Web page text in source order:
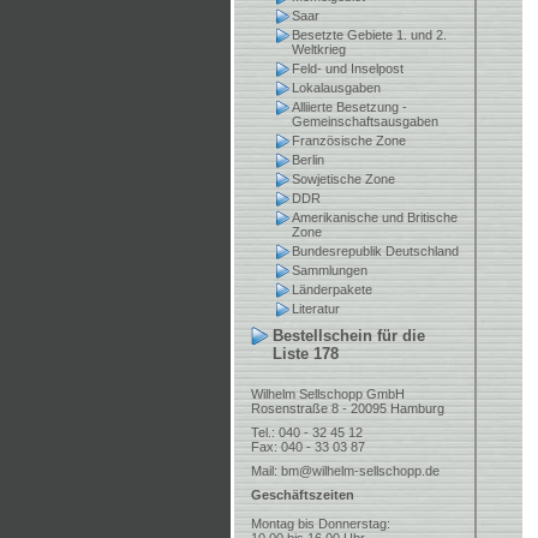
Saar
Besetzte Gebiete 1. und 2.
Weltkrieg
Feld- und Inselpost
Lokalausgaben
Alliierte Besetzung -
Gemeinschaftsausgaben
Französische Zone
Berlin
Sowjetische Zone
DDR
Amerikanische und Britische
Zone
Bundesrepublik Deutschland
Sammlungen
Länderpakete
Literatur
Bestellschein für die
Liste 178
Wilhelm Sellschopp GmbH
Rosenstraße 8 - 20095 Hamburg
Tel.: 040 - 32 45 12
Fax: 040 - 33 03 87
Mail: bm@wilhelm-sellschopp.de
Geschäftszeiten
Montag bis Donnerstag: